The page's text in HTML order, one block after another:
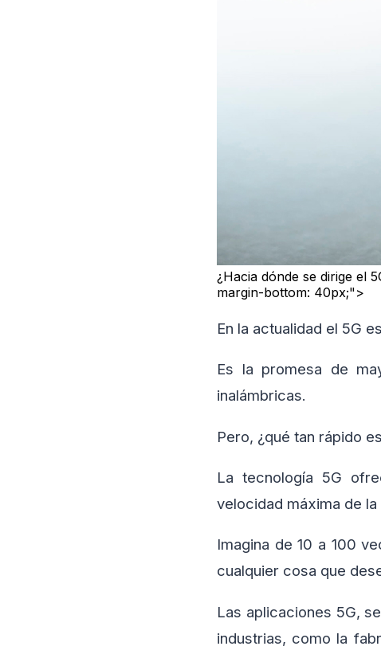
¿Hacia dónde se dirige el
margin-bottom: 40px;">
En la actualidad el 5G
Es la promesa de
inalámbricas.
Pero, ¿qué tan rápido
La tecnología 5G
velocidad máxima de
Imagina de 10 a 100
cualquier cosa que
Las aplicaciones 5G,
industrias, como la